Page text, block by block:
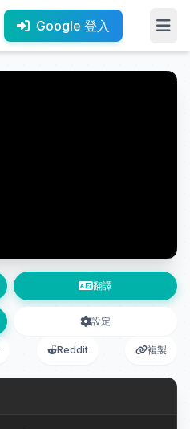
Google 登入
翻譯
設定
Reddit 複製